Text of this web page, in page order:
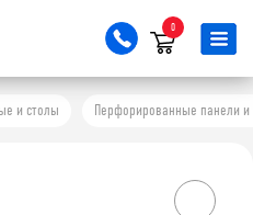
0
и столы Перфорированные панели и